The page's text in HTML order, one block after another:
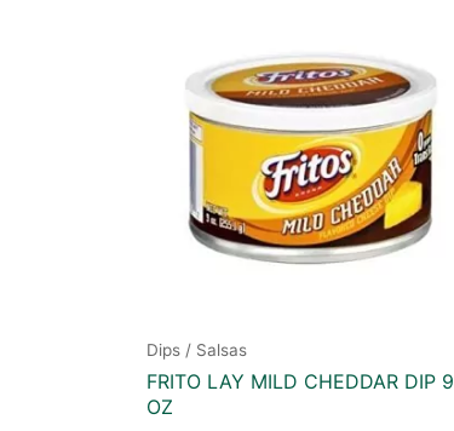
Dips / Salsas
FRITO LAY MILD CHEDDAR DIP 9
OZ